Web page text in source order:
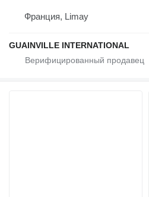
Франция, Limay
GUAINVILLE INTERNATIONAL